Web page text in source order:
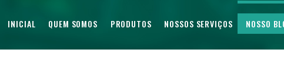
INICIAL QUEM SOMOS PRODUTOS NOSSOS SERVIÇOS NOSSO